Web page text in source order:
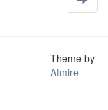
Theme by
Atmire